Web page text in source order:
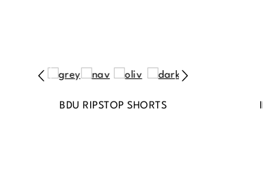
BDU RIPSTOP SHORTS